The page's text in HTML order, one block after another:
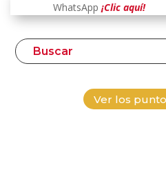
WhatsApp ¡Clic aquí!
Ver los